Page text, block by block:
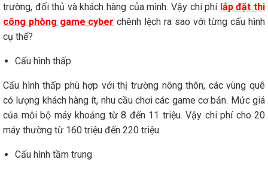
trường, đối thủ và khách hàng của mình. Vậy chi phí lắp đặt thi
công phòng game cyber chênh lệch ra sao với từng cấu hình
cụ thể?
Cấu hình thấp
Cấu hình thấp phù hợp với thị trường nông thôn, các vùng quê
có lượng khách hàng ít, nhu cầu chơi các game cơ bản. Mức giá
của mỗi bộ máy khoảng từ 8 đến 11 triệu. Vậy chi phí cho 20
máy thường từ 160 triệu đến 220 triệu.
Cấu hình tầm trung